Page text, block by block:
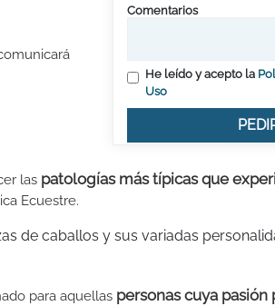
Comentarios
He leído y acepto la
Uso
las patologías más típicas que
Ecuestre.
de caballos y sus variadas
para aquellas personas cuya